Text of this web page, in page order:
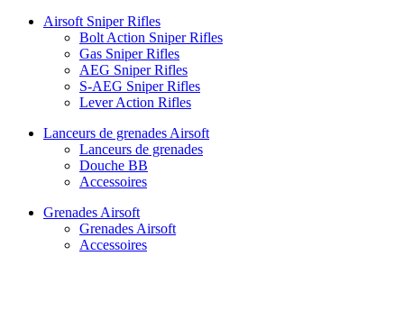
Airsoft Sniper Rifles
Bolt Action Sniper Rifles
Gas Sniper Rifles
AEG Sniper Rifles
S-AEG Sniper Rifles
Lever Action Rifles
Lanceurs de grenades Airsoft
Lanceurs de grenades
Douche BB
Accessoires
Grenades Airsoft
Grenades Airsoft
Accessoires